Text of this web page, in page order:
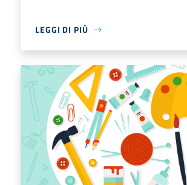
LEGGI DI PIÙ